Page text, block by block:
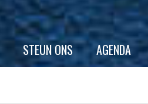
STEUN ONS AGENDA